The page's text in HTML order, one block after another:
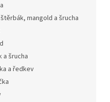
mangold a šrucha
a šrucha
a ředkev